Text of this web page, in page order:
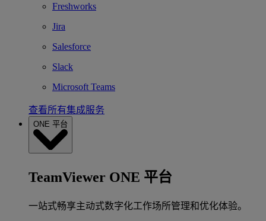
Freshworks
Jira
Salesforce
Slack
Microsoft Teams
查看所有集成服务
ONE 平台
TeamViewer ONE 平台
一站式畅享主动式数字化工作场所管理和优化体验。